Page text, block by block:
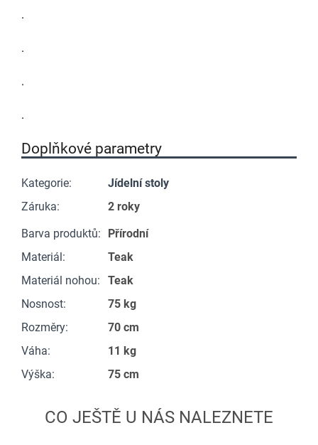
.
.
.
.
Doplňkové parametry
Kategorie:
Jídelní stoly
Záruka:
2 roky
Barva produktů:
Přírodní
Materiál :
Teak
Materiál nohou:
Teak
Nosnost:
75 kg
Rozměry:
70 cm
Váha:
11 kg
Výška: 75 cm